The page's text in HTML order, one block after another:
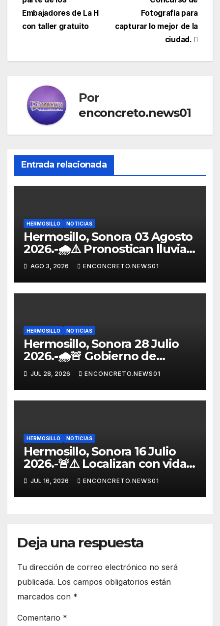
Fotografía para
capturar lo mejor de la
ciudad.
Embajadores de La H
con taller gratuito
Por
enconcreto.news01
Entrada relacionada
HERMOSILLO NOTICIAS
Hermosillo, Sonora 03 Agosto
2026.-🌧️⚠️ Pronostican lluvias
para Hermosillo esta noche;
norte de Sonora registra
mayor potencial de
tormentas
AGO 3, 2026 ENCONCRETO.NEWS01
HERMOSILLO NOTICIAS
Hermosillo, Sonora 28 Julio
2026.-🌧️🚨 Gobierno de
Hermosillo mantiene
operativo por lluvias;
continúan recorridos y
atención en la ciudad
JUL 28, 2026 ENCONCRETO.NEWS01
HERMOSILLO NOTICIAS
Hermosillo, Sonora 16 Julio
2026.-🚨⚠️ Localizan con vida a
joven que había sido privado
de la libertad en Hermosillo.
JUL 16, 2026 ENCONCRETO.NEWS01
Deja una respuesta
Tu dirección de correo electrónico no será
publicada. Los campos obligatorios están
marcados con *
Comentario *